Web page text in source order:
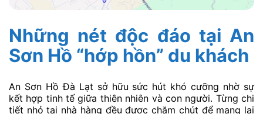
Những nét độc đáo tại An
Sơn Hồ “hớp hồn” du khách
An Sơn Hồ Đà Lạt sở hữu sức hút khó cưỡng nhờ sự
kết hợp tinh tế giữa thiên nhiên và con người. Từng chi
tiết nhỏ tại nhà hàng đều được chăm chút để mang lại